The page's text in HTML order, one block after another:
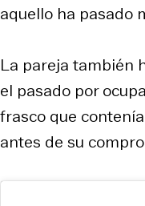
aquello ha pasado
La pareja también
el pasado por
frasco que
antes de su